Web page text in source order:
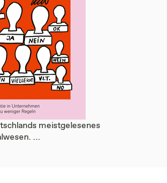
meistgelesenes
...